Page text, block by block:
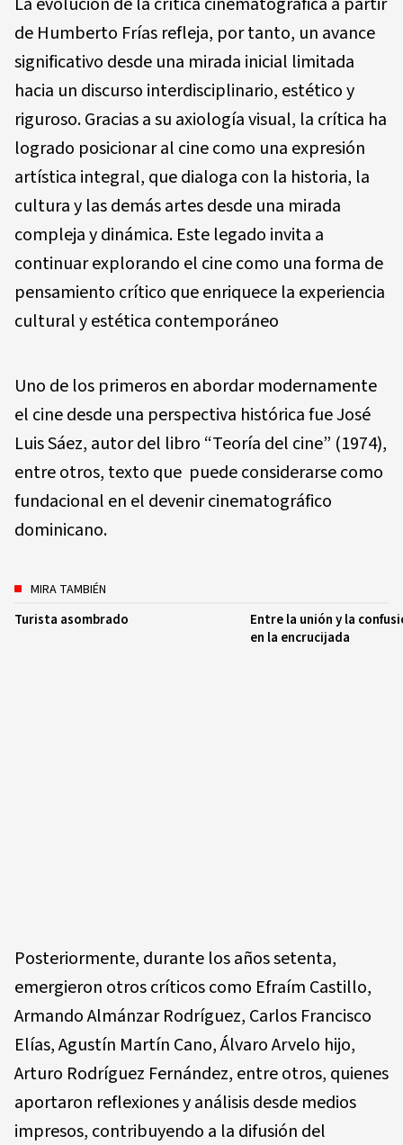
de Humberto Frías refleja, por tanto, un avance
significativo desde una mirada inicial limitada
hacia un discurso interdisciplinario, estético y
riguroso. Gracias a su axiología visual, la crítica ha
logrado posicionar al cine como una expresión
artística integral, que dialoga con la historia, la
cultura y las demás artes desde una mirada
compleja y dinámica. Este legado invita a
continuar explorando el cine como una forma de
pensamiento crítico que enriquece la experiencia
cultural y estética contemporáneo
Uno de los primeros en abordar modernamente
el cine desde una perspectiva histórica fue José
Luis Sáez, autor del libro “Teoría del cine” (1974),
entre otros, texto que puede considerarse como
fundacional en el devenir cinematográfico
dominicano.
MIRA TAMBIÉN
Turista asombrado
Entre la unión y la
en la encrucijada
Posteriormente, durante los años setenta,
emergieron otros críticos como Efraím Castillo,
Armando Almánzar Rodríguez, Carlos Francisco
Elías, Agustín Martín Cano, Álvaro Arvelo hijo,
Arturo Rodríguez Fernández, entre otros, quienes
aportaron reflexiones y análisis desde medios
impresos, contribuyendo a la difusión del